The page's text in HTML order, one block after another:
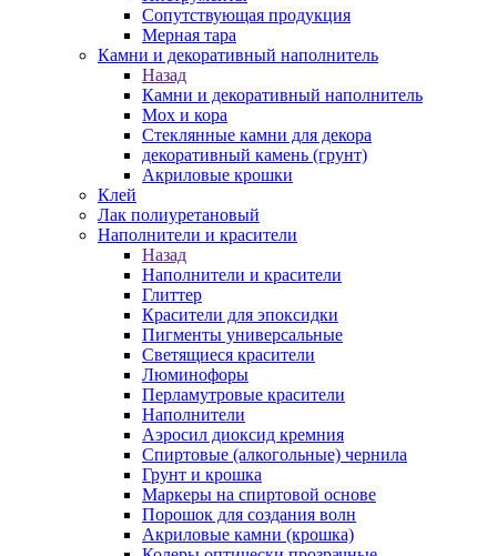
Сопутствующая продукция
Мерная тара
Камни и декоративный наполнитель
Назад
Камни и декоративный наполнитель
Мох и кора
Стеклянные камни для декора
декоративный камень (грунт)
Акриловые крошки
Клей
Лак полиуретановый
Наполнители и красители
Назад
Наполнители и красители
Глиттер
Красители для эпоксидки
Пигменты универсальные
Светящиеся красители
Люминофоры
Перламутровые красители
Наполнители
Аэросил диоксид кремния
Спиртовые (алкогольные) чернила
Грунт и крошка
Маркеры на спиртовой основе
Порошок для создания волн
Акриловые камни (крошка)